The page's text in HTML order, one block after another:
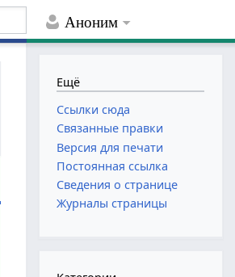
Аноним
Ещё
Ссылки сюда
Связанные правки
Версия для печати
Постоянная ссылка
Сведения о странице
Журналы страницы